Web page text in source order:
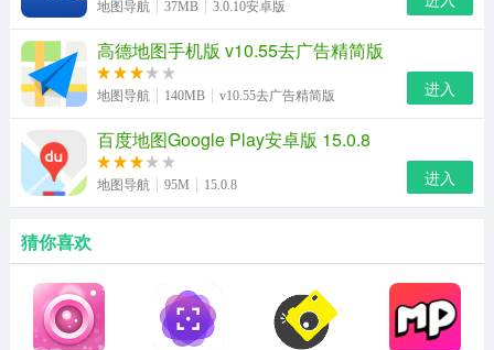
地图导航 37MB 3.0.10安卓版
高德地图手机版 v10.55去广告精简版
地图导航 140MB v10.55去广告精简版 进入
百度地图Google Play安卓版 15.0.8
地图导航 95M 15.0.8 进入
猜你喜欢